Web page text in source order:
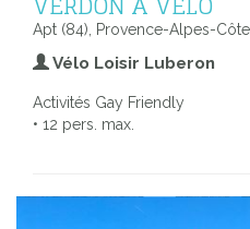
Apt (84), Provence-Alpes-
Vélo Loisir Luberon
Activités Gay Friendly
• 12 pers. max.